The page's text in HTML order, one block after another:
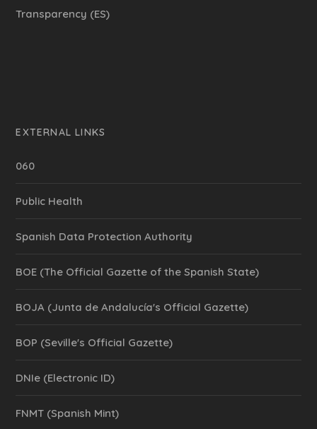
Transparency (ES)
EXTERNAL LINKS
060
Public Health
Spanish Data Protection Authority
BOE (The Official Gazette of the Spanish State)
BOJA (Junta de Andalucía's Official Gazette)
BOP (Seville's Official Gazette)
DNIe (Electronic ID)
FNMT (Spanish Mint)